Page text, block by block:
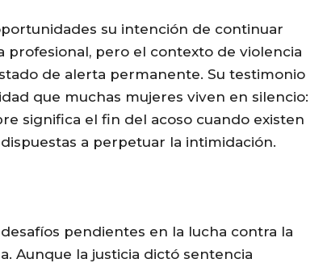
su intención de continuar
profesional, pero el contexto de violencia
de alerta permanente. Su testimonio
que muchas mujeres viven en silencio:
significa el fin del acoso cuando existen
a perpetuar la intimidación.
pendientes en la lucha contra la
Aunque la justicia dictó sentencia